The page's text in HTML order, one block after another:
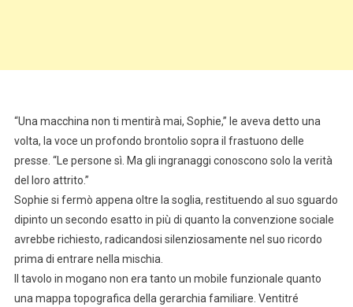
“Una macchina non ti mentirà mai, Sophie,” le aveva detto una
volta, la voce un profondo brontolio sopra il frastuono delle
presse. “Le persone sì. Ma gli ingranaggi conoscono solo la verità
del loro attrito.”
Sophie si fermò appena oltre la soglia, restituendo al suo sguardo
dipinto un secondo esatto in più di quanto la convenzione sociale
avrebbe richiesto, radicandosi silenziosamente nel suo ricordo
prima di entrare nella mischia.
Il tavolo in mogano non era tanto un mobile funzionale quanto
una mappa topografica della gerarchia familiare. Ventitré